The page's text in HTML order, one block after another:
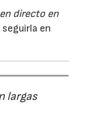
directo en
en
largas